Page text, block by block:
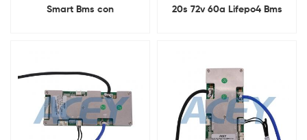
Smart Bms con
20s 72v 60a Lifepo4 Bms